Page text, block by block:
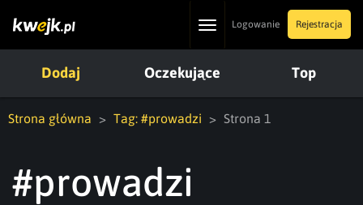
ToggleLogowanie Rejestracja
Dodaj Oczekujące Top
Strona główna Tag: #prowadzi Strona 1
#prowadzi